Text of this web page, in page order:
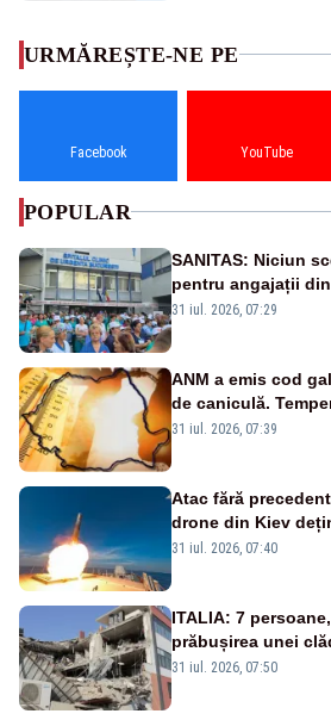
URMĂREȘTE-NE PE
Facebook YouTube
POPULAR
SANITAS: Niciun
pentru angajații
Legii salarizării
31 iul. 2026, 07:29
ANM a emis cod
de caniculă.
de grade, iar
31 iul. 2026, 07:39
Atac fără
drone din Kiev
americană, distrusă
31 iul. 2026, 07:40
ITALIA: 7
prăbușirea unei
31 iul. 2026, 07:50